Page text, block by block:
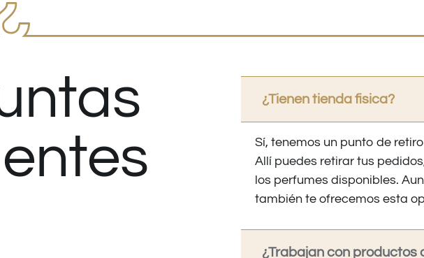
¿Tienen tienda fisica?
Sí, tenemos un punto de
Allí puedes retirar tus
los perfumes disponibles.
también te ofrecemos esta
¿Trabajan con productos